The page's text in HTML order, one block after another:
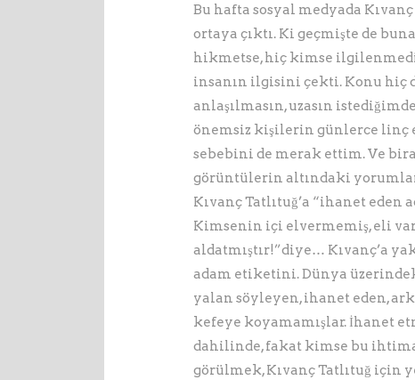
Bu hafta sosyal medyada
ortaya çıktı. Ki geçmişte de
hikmetse, hiç kimse
insanın ilgisini çekti. Konu hiç
anlaşılmasın, uzasın
önemsiz kişilerin günlerce linç
sebebini de merak ettim. Ve
görüntülerin altındaki
Kıvanç Tatlıtuğ’a “ihanet
Kimsenin içi elvermemiş, eli
aldatmıştır!”diye… Kıvanç’a
adam etiketini. Dünya
yalan söyleyen, ihanet eden,
kefeye koyamamışlar. İhanet
dahilinde, fakat kimse bu
görülmek, Kıvanç Tatlıtuğ için